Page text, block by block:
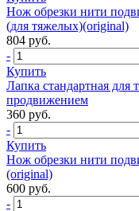
Нож обрезки нити
(для тяжелых)(original)
804 руб.
-
Купить
Лапка стандартная
продвижением
360 руб.
-
Купить
Нож обрезки нити
(original)
600 руб.
-